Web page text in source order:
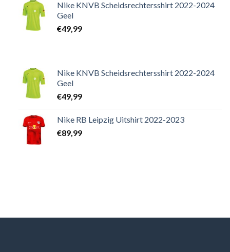
Nike KNVB Scheidsrechtersshirt 2022-2024
Geel
€49,99
Nike KNVB Scheidsrechtersshirt 2022-2024
Geel
€49,99
Nike RB Leipzig Uitshirt 2022-2023
€89,99